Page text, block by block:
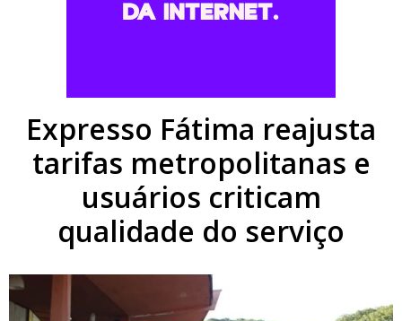
Expresso Fátima reajusta
tarifas metropolitanas e
usuários criticam
qualidade do serviço